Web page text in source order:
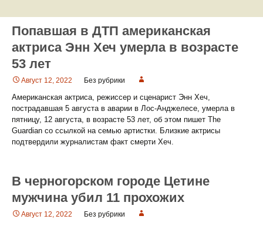
Попавшая в ДТП американская
актриса Энн Хеч умерла в возрасте
53 лет
Август 12, 2022 Без рубрики
Американская актриса, режиссер и сценарист Энн Хеч,
пострадавшая 5 августа в аварии в Лос-Анджелесе, умерла в
пятницу, 12 августа, в возрасте 53 лет, об этом пишет The
Guardian со ссылкой на семью артистки. Близкие актрисы
подтвердили журналистам факт смерти Хеч.
В черногорском городе Цетине
мужчина убил 11 прохожих
Август 12, 2022 Без рубрики